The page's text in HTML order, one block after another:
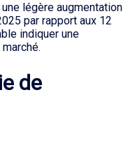
légère augmentation
par rapport aux 12
indiquer une
de